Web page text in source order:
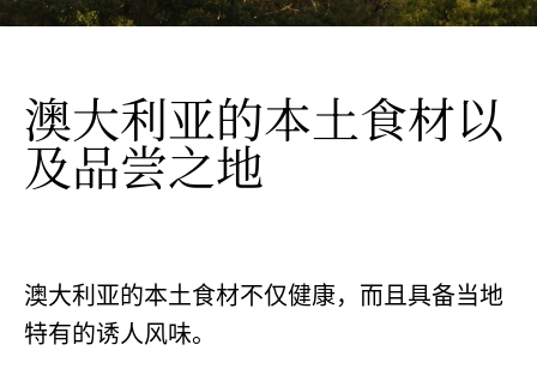
澳大利亚的本土食材以
及品尝之地
澳大利亚的本土食材不仅健康，而且具备当地
特有的诱人风味。